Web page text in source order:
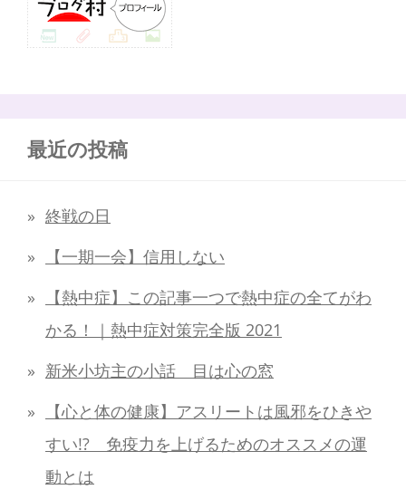
最近の投稿
終戦の日
【一期一会】信用しない
【熱中症】この記事一つで熱中症の全てがわ
かる！｜熱中症対策完全版 2021
新米小坊主の小話 目は心の窓
【心と体の健康】アスリートは風邪をひきや
すい!? 免疫力を上げるためのオススメの運
動とは